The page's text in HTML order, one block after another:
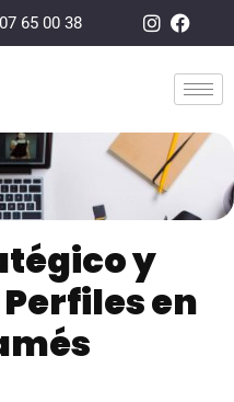
65 00 38
y
en